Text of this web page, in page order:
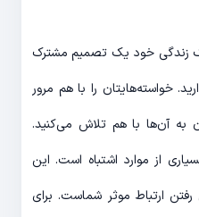
زندگی خود یک تصمیم مشترک
خواسته‌هایتان را با هم مرور
به آن‌ها با هم تلاش می‌کنید.
از موارد اشتباه است. این
ارتباط موثر شماست. برای